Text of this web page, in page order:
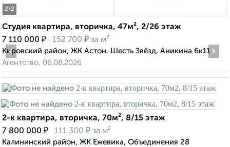
2/2
Студия квартира, вторичка, 47м², 2/26 этаж
7 110 000 ₽ 152 700 ₽ за м²
Кировский район, ЖК Астон. Шесть Звёзд, Аникина 6к11
Агентство, 06.08.2026
‹ ›
2-к квартира, вторичка, 70м², 8/15 этаж
7 800 000 ₽ 111 300 ₽ за м²
Калининский район, ЖК Ежевика, Объединения 28